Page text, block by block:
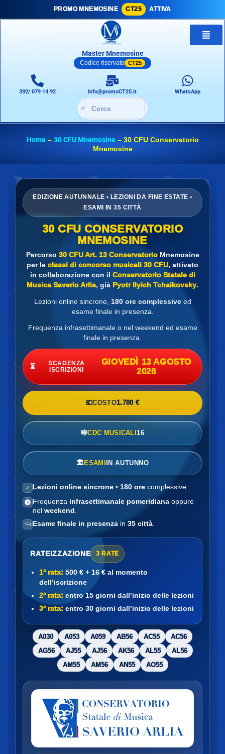
PROMO MNEMOSINE CT25 ATTIVA
Master Mnemosine
Codice riservato CT25
392/ 079 14 92 Info@promoCT25.it WhatsApp
🔎
Home– 30 CFU Mnemosine– 30 CFU Conservatorio
Mnemosine
EDIZIONE AUTUNNALE • LEZIONI DA FINE ESTATE •
ESAMI IN 35 CITTÀ
30 CFU CONSERVATORIO
MNEMOSINE
Percorso 30 CFU Art. 13 ConservatorioMnemosine
per le classi di concorso musicali 30 CFU, attivato
in collaborazione con il Conservatorio Statale di
Musica Saverio Arlia, già Pyotr Ilyich Tchaikovsky.
Lezioni online sincrone, 180 ore complessiveed
esame finale in presenza.
Frequenza infrasettimanale o nel weekend ed esame
finale in presenza.
⏳
SCADENZA
ISCRIZIONI
GIOVEDÌ 13 AGOSTO
2026
💶COSTO1.780 €
🎼CDC MUSICALI16
🏛️ ESAMI IN AUTUNNO
Lezioni online sincrone • 180 ore complessive.
Frequenza infrasettimanale pomeridiana oppure
nelweekend
Esame finale in presenza in35 città
RATEIZZAZIONE 3 RATE
1ª rata: 500 € + 16 € al momento
dell’iscrizione
2ª rata: entro 15 giorni dall’inizio delle lezioni
3ª rata: entro 30 giorni dall’inizio delle lezioni
A030 A053 A059 AB56 AC55
AC56
AG56
AJ55 AJ56 AK56 AL55
AL56
AM55
AM56 AN55 AO55